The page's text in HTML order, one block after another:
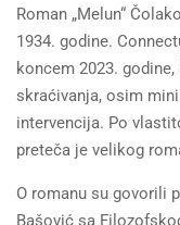
Roman „Melun“
1934. godine.
koncem 2023.
skraćivanja, osim
intervencija. Po
preteča je velikog
O romanu su govorili